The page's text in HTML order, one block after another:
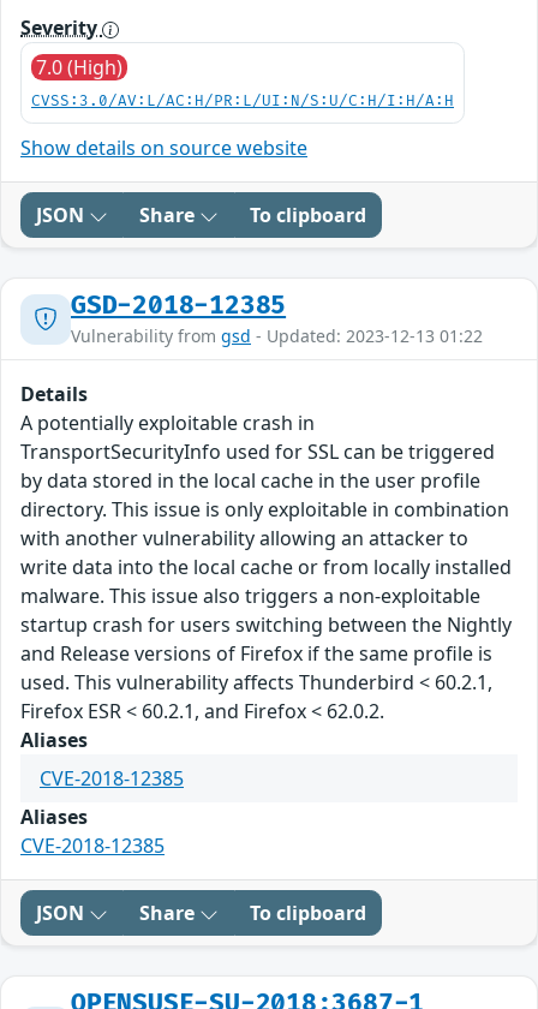
Severity
7.0 (High)
CVSS:3.0/AV:L/AC:H/PR:L/UI:N/S:U/C:H/I:H/A:H
Show details on source website
JSON Share To clipboard
GSD-2018-12385
Vulnerability from gsd - Updated: 2023-12-13 01:22
Details
A potentially exploitable crash in
TransportSecurityInfo used for SSL can be triggered
by data stored in the local cache in the user profile
directory. This issue is only exploitable in combination
with another vulnerability allowing an attacker to
write data into the local cache or from locally installed
malware. This issue also triggers a non-exploitable
startup crash for users switching between the Nightly
and Release versions of Firefox if the same profile is
used. This vulnerability affects Thunderbird < 60.2.1,
Firefox ESR < 60.2.1, and Firefox < 62.0.2.
Aliases
CVE-2018-12385
Aliases
CVE-2018-12385
JSON Share To clipboard